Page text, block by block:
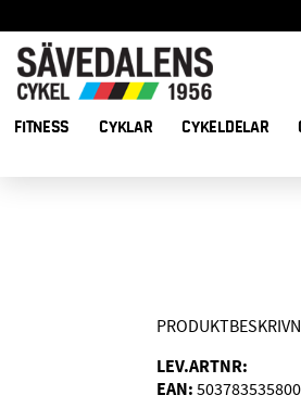
FITNESS CYKLAR CYKELDELAR
LEV.ARTNR:
EAN: